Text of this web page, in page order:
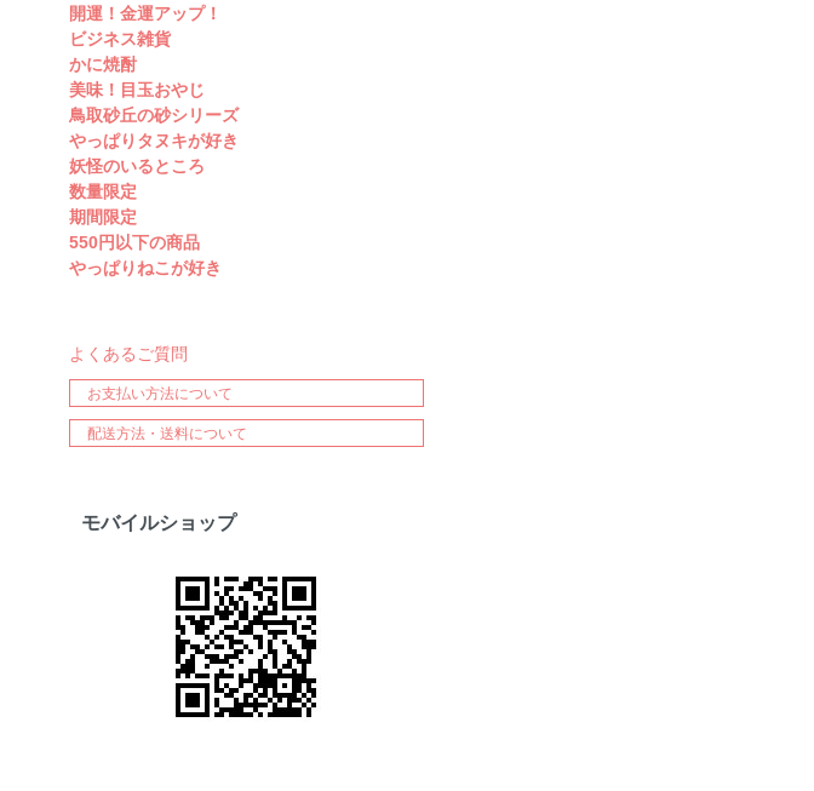
開運！金運アップ！
ビジネス雑貨
かに焼酎
美味！目玉おやじ
鳥取砂丘の砂シリーズ
やっぱりタヌキが好き
妖怪のいるところ
数量限定
期間限定
550円以下の商品
やっぱりねこが好き
よくあるご質問
お支払い方法について
配送方法・送料について
モバイルショップ